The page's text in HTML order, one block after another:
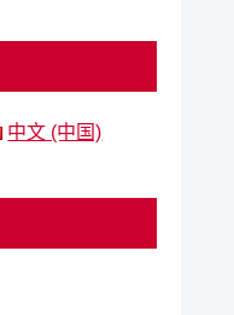
中文 (中国)